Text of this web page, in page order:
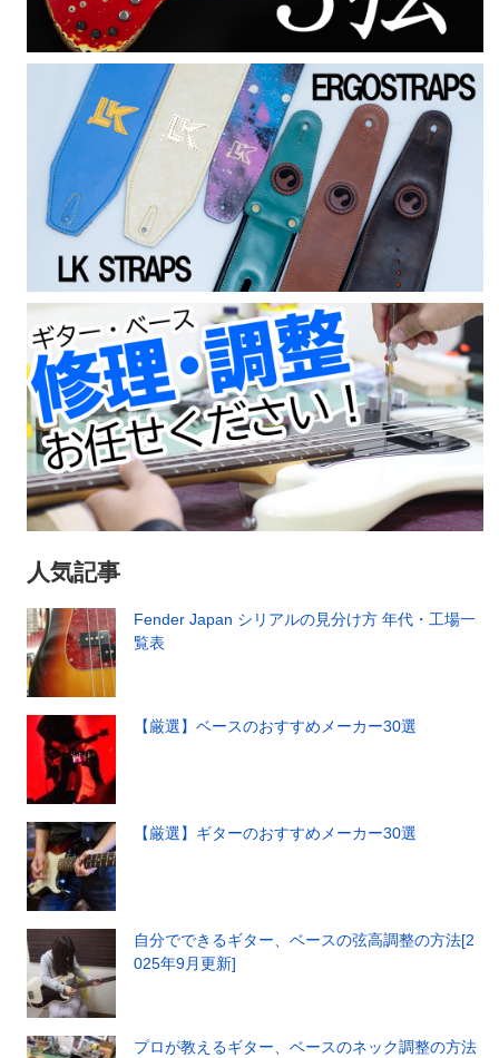
人気記事
Fender Japan シリアルの見分け方 年代・工場一
覧表
【厳選】ベースのおすすめメーカー30選
【厳選】ギターのおすすめメーカー30選
自分でできるギター、ベースの弦高調整の方法[2
025年9月更新]
プロが教えるギター、ベースのネック調整の方法